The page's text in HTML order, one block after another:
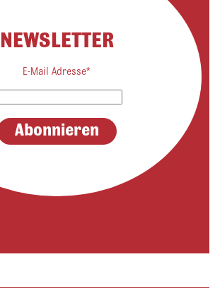
NEWSLETTER
E-Mail Adresse*